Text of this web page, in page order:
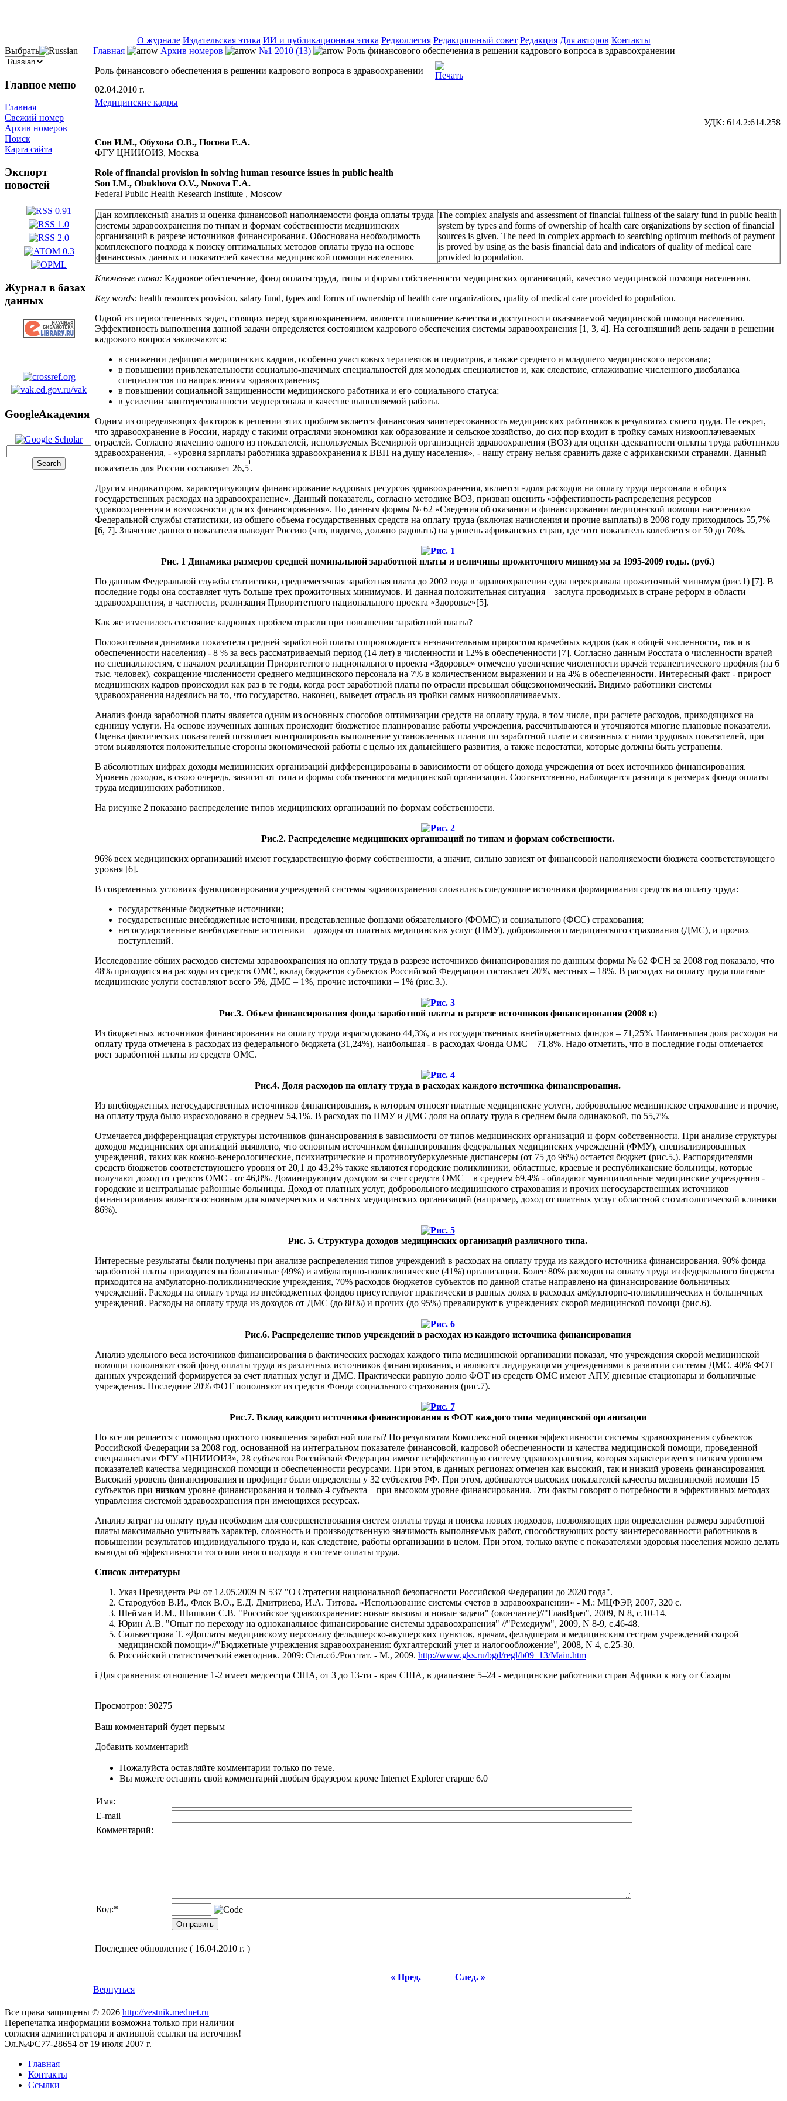
О журнале Издательская этика ИИ и публикационная этика Редколлегия Редакционный совет Редакция Для авторов Контакты
Выбрать
Главное меню
Главная
Свежий номер
Архив номеров
Поиск
Карта сайта
Экспорт
новостей
Журнал в базах
данных
GoogleАкадемия
Главная Архив номеров №1 2010 (13)
Роль финансового обеспечения в решении кадрового вопроса в здравоохранении
Роль финансового обеспечения в решении кадрового вопроса в здравоохранении
02.04.2010 г.
Медицинские кадры
УДК: 614.2:614.258
Сон И.М., Обухова О.В., Носова Е.А.
ФГУ ЦНИИОИЗ, Москва
Role of financial provision in solving human resource issues in public health
Son I.M., Obukhova O.V., Nosova E.A.
Federal Public Health Research Institute , Moscow
Дан комплексный анализ и оценка финансовой наполняемости фонда оплаты труда
системы здравоохранения по типам и формам собственности медицинских
организаций в разрезе источников финансирования. Обоснована необходимость
комплексного подхода к поиску оптимальных методов оплаты труда на основе
финансовых данных и показателей качества медицинской помощи населению.
The complex analysis and assessment of financial fullness of the salary fund in public health
system by types and forms of ownership of health care organizations by section of financial
sources is given. The need in complex approach to searching optimum methods of payment
is proved by using as the basis financial data and indicators of quality of medical care
provided to population.
Ключевые слова: Кадровое обеспечение, фонд оплаты труда, типы и формы собственности медицинских организаций, качество медицинской помощи населению.
Key words: health resources provision, salary fund, types and forms of ownership of health care organizations, quality of medical care provided to population.
Одной из первостепенных задач, стоящих перед здравоохранением, является повышение качества и доступности оказываемой медицинской помощи населению.
Эффективность выполнения данной задачи определяется состоянием кадрового обеспечения системы здравоохранения [1, 3, 4]. На сегодняшний день задачи в решении
кадрового вопроса заключаются:
в снижении дефицита медицинских кадров, особенно участковых терапевтов и педиатров, а также среднего и младшего медицинского персонала;
в повышении привлекательности социально-значимых специальностей для молодых специалистов и, как следствие, сглаживание численного дисбаланса
специалистов по направлениям здравоохранения;
в повышении социальной защищенности медицинского работника и его социального статуса;
в усилении заинтересованности медперсонала в качестве выполняемой работы.
Одним из определяющих факторов в решении этих проблем является финансовая заинтересованность медицинских работников в результатах своего труда. Не секрет,
что здравоохранение в России, наряду с такими отраслями экономики как образование и сельское хозяйство, до сих пор входит в тройку самых низкооплачеваемых
отраслей. Согласно значению одного из показателей, используемых Всемирной организацией здравоохранения (ВОЗ) для оценки адекватности оплаты труда работников
здравоохранения, - «уровня зарплаты работника здравоохранения к ВВП на душу населения», - нашу страну нельзя сравнить даже с африканскими странами. Данный
показатель для России составляет 26,5
i
.
Другим индикатором, характеризующим финансирование кадровых ресурсов здравоохранения, является «доля расходов на оплату труда персонала в общих
государственных расходах на здравоохранение». Данный показатель, согласно методике ВОЗ, призван оценить «эффективность распределения ресурсов
здравоохранения и возможности для их финансирования». По данным формы № 62 «Сведения об оказании и финансировании медицинской помощи населению»
Федеральной службы статистики, из общего объема государственных средств на оплату труда (включая начисления и прочие выплаты) в 2008 году приходилось 55,7%
[6, 7]. Значение данного показателя выводит Россию (что, видимо, должно радовать) на уровень африканских стран, где этот показатель колеблется от 50 до 70%.
Рис. 1 Динамика размеров средней номинальной заработной платы и величины прожиточного минимума за 1995-2009 годы. (руб.)
По данным Федеральной службы статистики, среднемесячная заработная плата до 2002 года в здравоохранении едва перекрывала прожиточный минимум (рис.1) [7]. В
последние годы она составляет чуть больше трех прожиточных минимумов. И данная положительная ситуация – заслуга проводимых в стране реформ в области
здравоохранения, в частности, реализация Приоритетного национального проекта «Здоровье»[5].
Как же изменилось состояние кадровых проблем отрасли при повышении заработной платы?
Положительная динамика показателя средней заработной платы сопровождается незначительным приростом врачебных кадров (как в общей численности, так и в
обеспеченности населения) - 8 % за весь рассматриваемый период (14 лет) в численности и 12% в обеспеченности [7]. Согласно данным Росстата о численности врачей
по специальностям, с началом реализации Приоритетного национального проекта «Здоровье» отмечено увеличение численности врачей терапевтического профиля (на 6
тыс. человек), сокращение численности среднего медицинского персонала на 7% в количественном выражении и на 4% в обеспеченности. Интересный факт - прирост
медицинских кадров происходил как раз в те годы, когда рост заработной платы по отрасли превышал общеэкономический. Видимо работники системы
здравоохранения надеялись на то, что государство, наконец, выведет отрасль из тройки самых низкооплачиваемых.
Анализ фонда заработной платы является одним из основных способов оптимизации средств на оплату труда, в том числе, при расчете расходов, приходящихся на
единицу услуги. На основе изученных данных происходит бюджетное планирование работы учреждения, рассчитываются и уточняются многие плановые показатели.
Оценка фактических показателей позволяет контролировать выполнение установленных планов по заработной плате и связанных с ними трудовых показателей, при
этом выявляются положительные стороны экономической работы с целью их дальнейшего развития, а также недостатки, которые должны быть устранены.
В абсолютных цифрах доходы медицинских организаций дифференцированы в зависимости от общего дохода учреждения от всех источников финансирования.
Уровень доходов, в свою очередь, зависит от типа и формы собственности медицинской организации. Соответственно, наблюдается разница в размерах фонда оплаты
труда медицинских работников.
На рисунке 2 показано распределение типов медицинских организаций по формам собственности.
Рис.2. Распределение медицинских организаций по типам и формам собственности.
96% всех медицинских организаций имеют государственную форму собственности, а значит, сильно зависят от финансовой наполняемости бюджета соответствующего
уровня [6].
В современных условиях функционирования учреждений системы здравоохранения сложились следующие источники формирования средств на оплату труда:
государственные бюджетные источники;
государственные внебюджетные источники, представленные фондами обязательного (ФОМС) и социального (ФСС) страхования;
негосударственные внебюджетные источники – доходы от платных медицинских услуг (ПМУ), добровольного медицинского страхования (ДМС), и прочих
поступлений.
Исследование общих расходов системы здравоохранения на оплату труда в разрезе источников финансирования по данным формы № 62 ФСН за 2008 год показало, что
48% приходится на расходы из средств ОМС, вклад бюджетов субъектов Российской Федерации составляет 20%, местных – 18%. В расходах на оплату труда платные
медицинские услуги составляют всего 5%, ДМС – 1%, прочие источники – 1% (рис.3.).
Рис.3. Объем финансирования фонда заработной платы в разрезе источников финансирования (2008 г.)
Из бюджетных источников финансирования на оплату труда израсходовано 44,3%, а из государственных внебюджетных фондов – 71,25%. Наименьшая доля расходов на
оплату труда отмечена в расходах из федерального бюджета (31,24%), наибольшая - в расходах Фонда ОМС – 71,8%. Надо отметить, что в последние годы отмечается
рост заработной платы из средств ОМС.
Рис.4. Доля расходов на оплату труда в расходах каждого источника финансирования.
Из внебюджетных негосударственных источников финансирования, к которым относят платные медицинские услуги, добровольное медицинское страхование и прочие,
на оплату труда было израсходовано в среднем 54,1%. В расходах по ПМУ и ДМС доля на оплату труда в среднем была одинаковой, по 55,7%.
Отмечается дифференциация структуры источников финансирования в зависимости от типов медицинских организаций и форм собственности. При анализе структуры
доходов медицинских организаций выявлено, что основным источником финансирования федеральных медицинских учреждений (ФМУ), специализированных
учреждений, таких как кожно-венерологические, психиатрические и противотуберкулезные диспансеры (от 75 до 96%) остается бюджет (рис.5.). Распорядителями
средств бюджетов соответствующего уровня от 20,1 до 43,2% также являются городские поликлиники, областные, краевые и республиканские больницы, которые
получают доход от средств ОМС - от 46,8%. Доминирующим доходом за счет средств ОМС – в среднем 69,4% - обладают муниципальные медицинские учреждения -
городские и центральные районные больницы. Доход от платных услуг, добровольного медицинского страхования и прочих негосударственных источников
финансирования является основным для коммерческих и частных медицинских организаций (например, доход от платных услуг областной стоматологической клиники
86%).
Рис. 5. Структура доходов медицинских организаций различного типа.
Интересные результаты были получены при анализе распределения типов учреждений в расходах на оплату труда из каждого источника финансирования. 90% фонда
заработной платы приходится на больничные (49%) и амбулаторно-поликлинические (41%) организации. Более 80% расходов на оплату труда из федерального бюджета
приходится на амбулаторно-поликлинические учреждения, 70% расходов бюджетов субъектов по данной статье направлено на финансирование больничных
учреждений. Расходы на оплату труда из внебюджетных фондов присутствуют практически в равных долях в расходах амбулаторно-поликлинических и больничных
учреждений. Расходы на оплату труда из доходов от ДМС (до 80%) и прочих (до 95%) превалируют в учреждениях скорой медицинской помощи (рис.6).
Рис.6. Распределение типов учреждений в расходах из каждого источника финансирования
Анализ удельного веса источников финансирования в фактических расходах каждого типа медицинской организации показал, что учреждения скорой медицинской
помощи пополняют свой фонд оплаты труда из различных источников финансирования, и являются лидирующими учреждениями в развитии системы ДМС. 40% ФОТ
данных учреждений формируется за счет платных услуг и ДМС. Практически равную долю ФОТ из средств ОМС имеют АПУ, дневные стационары и больничные
учреждения. Последние 20% ФОТ пополняют из средств Фонда социального страхования (рис.7).
Рис.7. Вклад каждого источника финансирования в ФОТ каждого типа медицинской организации
Но все ли решается с помощью простого повышения заработной платы? По результатам Комплексной оценки эффективности системы здравоохранения субъектов
Российской Федерации за 2008 год, основанной на интегральном показателе финансовой, кадровой обеспеченности и качества медицинской помощи, проведенной
специалистами ФГУ «ЦНИИОИЗ», 28 субъектов Российской Федерации имеют неэффективную систему здравоохранения, которая характеризуется низким уровнем
показателей качества медицинской помощи и обеспеченности ресурсами. При этом, в данных регионах отмечен как высокий, так и низкий уровень финансирования.
Высокий уровень финансирования и профицит были определены у 32 субъектов РФ. При этом, добиваются высоких показателей качества медицинской помощи 15
субъектов при низком уровне финансирования и только 4 субъекта – при высоком уровне финансирования. Эти факты говорят о потребности в эффективных методах
управления системой здравоохранения при имеющихся ресурсах.
Анализ затрат на оплату труда необходим для совершенствования систем оплаты труда и поиска новых подходов, позволяющих при определении размера заработной
платы максимально учитывать характер, сложность и производственную значимость выполняемых работ, способствующих росту заинтересованности работников в
повышении результатов индивидуального труда и, как следствие, работы организации в целом. При этом, только вкупе с показателями здоровья населения можно делать
выводы об эффективности того или иного подхода в системе оплаты труда.
Список литературы
Указ Президента РФ от 12.05.2009 N 537 "О Стратегии национальной безопасности Российской Федерации до 2020 года".
Стародубов В.И., Флек В.О., Е.Д. Дмитриева, И.А. Титова. «Использование системы счетов в здравоохранении» - М.: МЦФЭР, 2007, 320 с.
Шейман И.М., Шишкин С.В. "Российское здравоохранение: новые вызовы и новые задачи" (окончание)//"ГлавВрач", 2009, N 8, с.10-14.
Юрин А.В. "Опыт по переходу на одноканальное финансирование системы здравоохранения" //"Ремедиум", 2009, N 8-9, с.46-48.
Сильвестрова Т. «Доплаты медицинскому персоналу фельдшерско-акушерских пунктов, врачам, фельдшерам и медицинским сестрам учреждений скорой
медицинской помощи»//"Бюджетные учреждения здравоохранения: бухгалтерский учет и налогообложение", 2008, N 4, с.25-30.
Российский статистический ежегодник. 2009: Стат.сб./Росстат. - М., 2009. http://www.gks.ru/bgd/regl/b09_13/Main.htm
i Для сравнения: отношение 1-2 имеет медсестра США, от 3 до 13-ти - врач США, в диапазоне 5–24 - медицинские работники стран Африки к югу от Сахары
Просмотров: 30275
Ваш комментарий будет первым
Добавить комментарий
Пожалуйста оставляйте комментарии только по теме.
Вы можете оставить свой комментарий любым браузером кроме Internet Explorer старше 6.0
Имя:
E-mail
Комментарий:
Код:*
Последнее обновление ( 16.04.2010 г. )
« Пред.
След. »
Вернуться
Все права защищены © 2026 http://vestnik.mednet.ru
Перепечатка информации возможна только при наличии
согласия администратора и активной ссылки на источник!
Эл.№ФС77-28654 от 19 июля 2007 г.
Главная
Контакты
Ссылки